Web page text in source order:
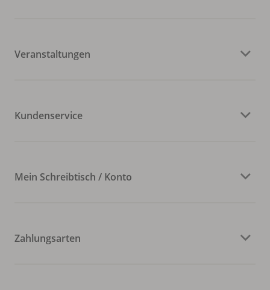
Veranstaltungen
Kundenservice
Mein Schreibtisch / Konto
Zahlungsarten